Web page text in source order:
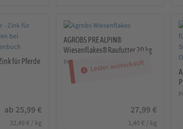
für Pferde
ab 25,99 €
32,49 € / kg
Leider ausverkauft
AGROBS PRE ALPIN®
Wiesenflakes® Raufutter 20 kg
Produkt enthält: 20 kg
27,99 €
1,40 € / kg